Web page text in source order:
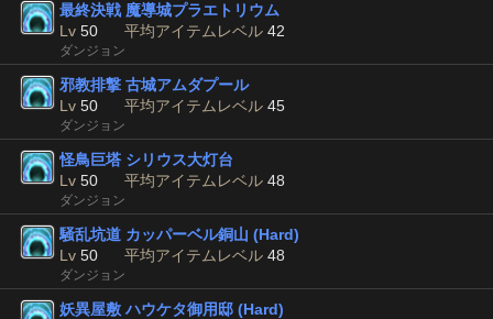
最終決戦 魔導城プラエトリウム
Lv 50 平均アイテムレベル 42
ダンジョン
邪教排撃 古城アムダプール
Lv 50 平均アイテムレベル 45
ダンジョン
怪鳥巨塔 シリウス大灯台
Lv 50 平均アイテムレベル 48
ダンジョン
騒乱坑道 カッパーベル銅山 (Hard)
Lv 50 平均アイテムレベル 48
ダンジョン
妖異屋敷 ハウケタ御用邸 (Hard)